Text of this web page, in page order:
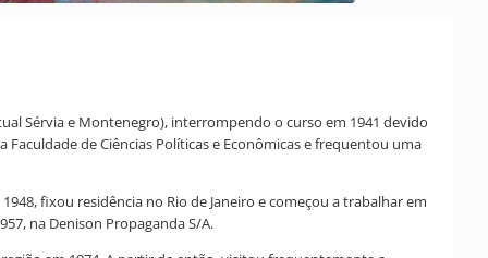
Sérvia e Montenegro), interrompendo o curso em 1941 devido
de Ciências Políticas e Econômicas e frequentou uma
fixou residência no Rio de Janeiro e começou a trabalhar em
na Denison Propaganda S/A.